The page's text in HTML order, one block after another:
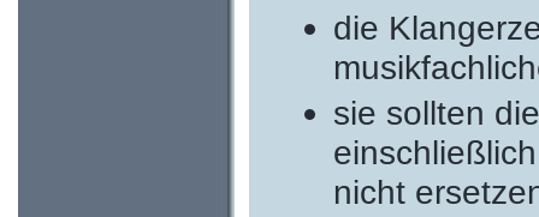
die
sie sollten
nicht